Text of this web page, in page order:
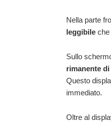
Nella parte
leggibile che
Sullo
rimanente
Questo
immediato.
Oltre al